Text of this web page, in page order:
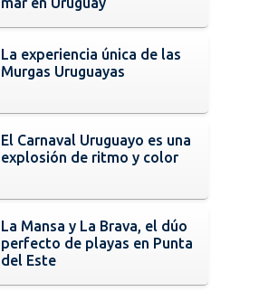
La experiencia única de las
Murgas Uruguayas
El Carnaval Uruguayo es una
explosión de ritmo y color
La Mansa y La Brava, el dúo
perfecto de playas en Punta
del Este